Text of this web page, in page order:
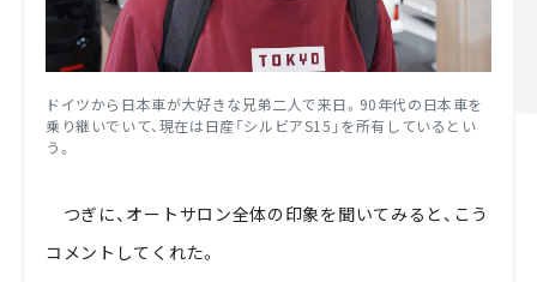
ドイツから日本車が大好きな兄弟二人で来日。 90年代の日本車を
乗り継いでいて、現在は日産「シルビアS15」 を所有しているとい
う。
つぎに、オートサロン全体の印象を聞いてみると、こう
コメントしてくれた。